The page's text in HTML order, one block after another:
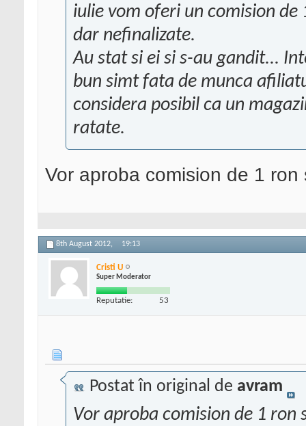
iulie vom oferi un comision
dar nefinalizate.
Au stat si ei si s-au gandit...
bun simt fata de munca
considera posibil ca un
ratate.
Vor aproba comision de 1
8th August 2012, 19:13
Cristi U
Super Moderator
Reputatie: 53
Postat în original de avram
Vor aproba comision de 1